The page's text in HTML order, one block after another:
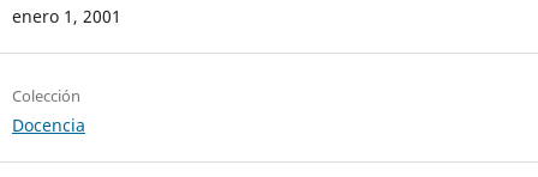
enero 1, 2001
Colección
Docencia